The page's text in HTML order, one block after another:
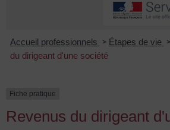
Accueil professionnels > Étapes de vie >
du dirigeant d'une société
Fiche pratique
Revenus du dirigeant